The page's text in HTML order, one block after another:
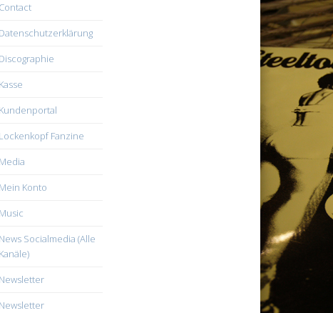
Contact
Datenschutzerklärung
Discographie
Kasse
Kundenportal
Lockenkopf Fanzine
Media
Mein Konto
Music
News Socialmedia (Alle
Kanäle)
Newsletter
Newsletter